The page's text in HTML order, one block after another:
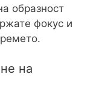
образност
фокус и
на